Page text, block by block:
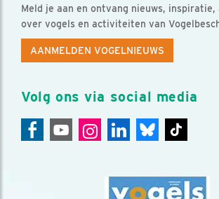
Meld je aan en ontvang nieuws,
over vogels en activiteiten van
AANMELDEN VOGELNIEUWS
Volg ons via social media